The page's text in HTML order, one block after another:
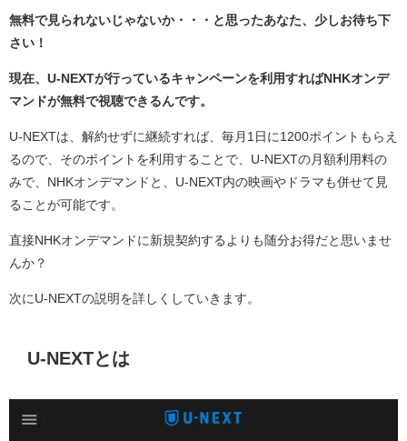
無料で見られないじゃないか・・・と思ったあなた、少しお待ち下
さい！
現在、U-NEXTが行っているキャンペーンを利用すればNHKオンデ
マンドが無料で視聴できるんです。
U-NEXTは、解約せずに継続すれば、毎月1日に1200ポイントもらえ
るので、そのポイントを利用することで、U-NEXTの月額利用料の
みで、NHKオンデマンドと、U-NEXT内の映画やドラマも併せて見
ることが可能です。
直接NHKオンデマンドに新規契約するよりも随分お得だと思いませ
んか？
次にU-NEXTの説明を詳しくしていきます。
U-NEXTとは